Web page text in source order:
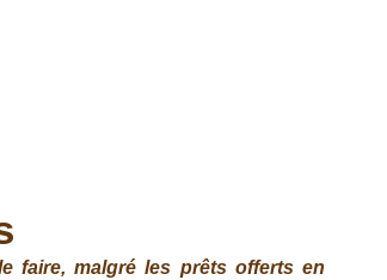
faire, malgré les prêts offerts en